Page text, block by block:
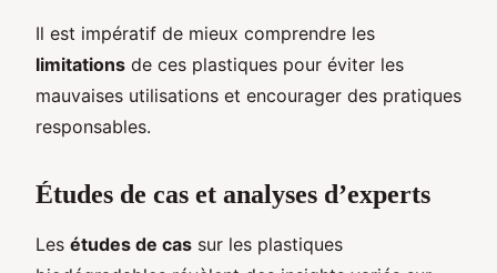
Il est impératif de mieux comprendre les
limitations de ces plastiques pour éviter les
mauvaises utilisations et encourager des pratiques
responsables.
Études de cas et analyses d’experts
Les études de cas sur les plastiques